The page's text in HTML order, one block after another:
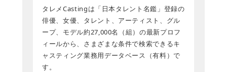
タレメCastingは「日本タレント名鑑」登録の
俳優、女優、タレント、アーティスト、グル
ープ、モデル約27,000名（組）の最新プロフ
ィールから、さまざまな条件で検索できるキ
ャスティング業務用データベース（有料）で
す。